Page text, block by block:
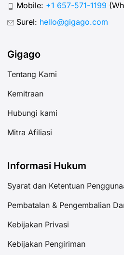
Mobile: +1 657-571-1199
Surel: hello@gigago.com
Gigago
Tentang Kami
Kemitraan
Hubungi kami
Mitra Afiliasi
Informasi Hukum
Syarat dan Ketentuan
Pembatalan & Pengembalian
Kebijakan Privasi
Kebijakan Pengiriman